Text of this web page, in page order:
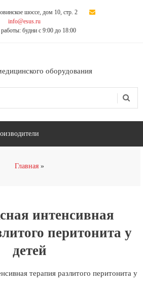
шоссе, дом 10, стр. 2
info@esus.ru
будни с 9:00 до 18:00
оборудования
Главная
интенсивная
перитонита у
детей
терапия разлитого перитонита у